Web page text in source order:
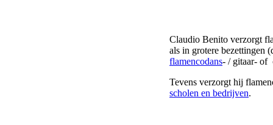
Claudio Benito verzorgt
als in grotere bezettingen
flamencodans- / gitaar- of
Tevens verzorgt hij
scholen en bedrijven.